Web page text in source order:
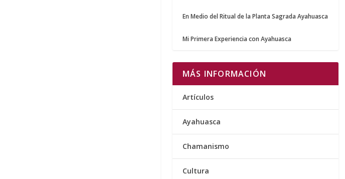
En Medio del Ritual de la Planta Sagrada Ayahuasca
Mi Primera Experiencia con Ayahuasca
MÁS INFORMACIÓN
Artículos
Ayahuasca
Chamanismo
Cultura